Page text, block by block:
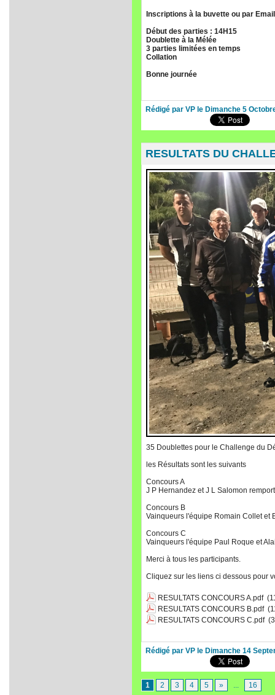
Inscriptions à la buvette ou par
Début des parties : 14H15
Doublette à la Mélée
3 parties limitées en temps
Collation
Bonne journée
Rédigé par VP le Dimanche 5
RESULTATS DU
35 Doublettes pour le Challenge du
les Résultats sont les suivants
Concours A
J P Hernandez et J L Salomon
Concours B
Vainqueurs l'équipe Romain Collet et
Concours C
Vainqueurs l'équipe Paul Roque et
Merci à tous les participants.
Cliquez sur les liens ci dessous pour
RESULTATS CONCOURS A.pdf
RESULTATS CONCOURS B.pdf
RESULTATS CONCOURS C.pdf
Rédigé par VP le Dimanche 14
1 2 3 4 5 » 16